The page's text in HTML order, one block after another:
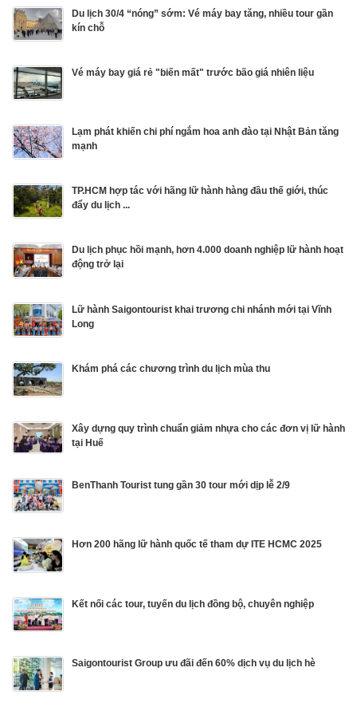
Du lịch 30/4 “nóng” sớm: Vé máy bay tăng, nhiều tour gần
kín chỗ
Vé máy bay giá rẻ "biến mất" trước bão giá nhiên liệu
Lạm phát khiến chi phí ngắm hoa anh đào tại Nhật Bản tăng
mạnh
TP.HCM hợp tác với hãng lữ hành hàng đầu thế giới, thúc
đẩy du lịch ...
Du lịch phục hồi mạnh, hơn 4.000 doanh nghiệp lữ hành hoạt
động trở lại
Lữ hành Saigontourist khai trương chi nhánh mới tại Vĩnh
Long
Khám phá các chương trình du lịch mùa thu
Xây dựng quy trình chuẩn giảm nhựa cho các đơn vị lữ hành
tại Huế
BenThanh Tourist tung gần 30 tour mới dịp lễ 2/9
Hơn 200 hãng lữ hành quốc tế tham dự ITE HCMC 2025
Kết nối các tour, tuyến du lịch đồng bộ, chuyên nghiệp
Saigontourist Group ưu đãi đến 60% dịch vụ du lịch hè